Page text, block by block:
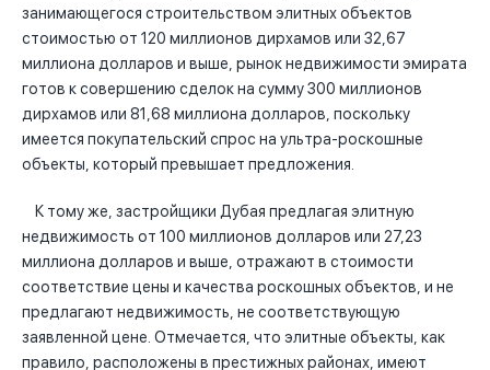
занимающегося строительством элитных объектов
стоимостью от 120 миллионов дирхамов или 32,67
миллиона долларов и выше, рынок недвижимости эмирата
готов к совершению сделок на сумму 300 миллионов
дирхамов или 81,68 миллиона долларов, поскольку
имеется покупательский спрос на ультра-роскошные
объекты, который превышает предложения.
К тому же, застройщики Дубая предлагая элитную
недвижимость от 100 миллионов долларов или 27,23
миллиона долларов и выше, отражают в стоимости
соответствие цены и качества роскошных объектов, и не
предлагают недвижимость, не соответствующую
заявленной цене. Отмечается, что элитные объекты, как
правило, расположены в престижных районах, имеют